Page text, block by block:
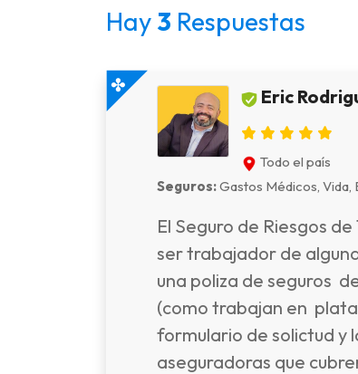
Hay 3 Respuestas
Eric
Todo el país
Seguros:Gastos Médicos, Vida,
El Seguro de Riesgos
ser trabajador de
una poliza de seguros
(como trabajan en
formulario de solictud y
aseguradoras que